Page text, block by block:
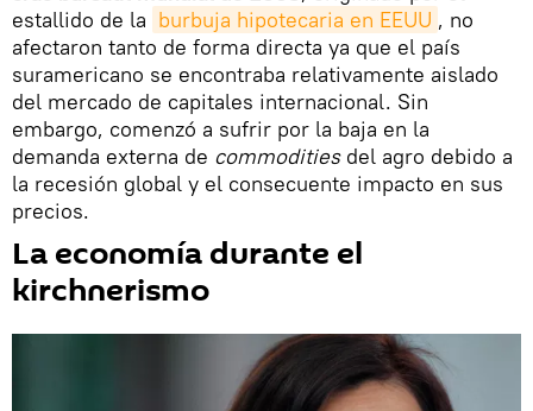
estallido de la burbuja hipotecaria en EEUU , no
afectaron tanto de forma directa ya que el país
suramericano se encontraba relativamente aislado
del mercado de capitales internacional. Sin
embargo, comenzó a sufrir por la baja en la
demanda externa de commoditiesdel agro debido a
la recesión global y el consecuente impacto en sus
precios.
La economía durante el
kirchnerismo